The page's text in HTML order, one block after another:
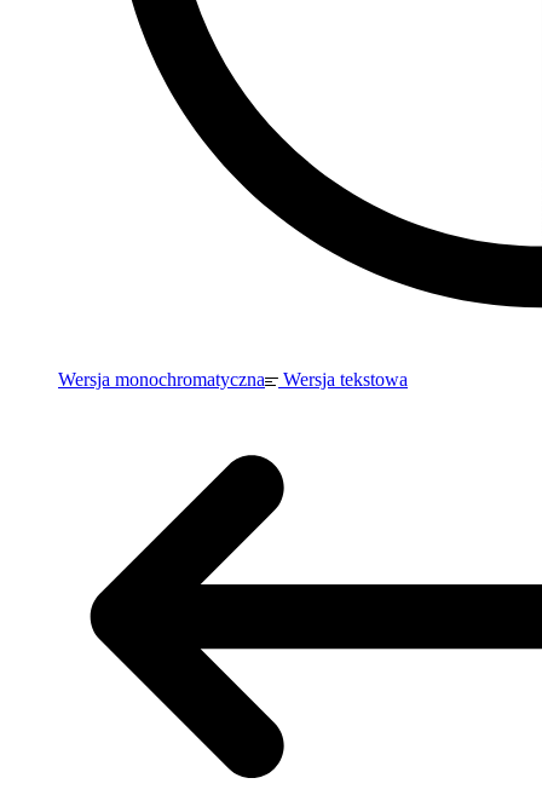
Wersja monochromatyczna Wersja tekstowa